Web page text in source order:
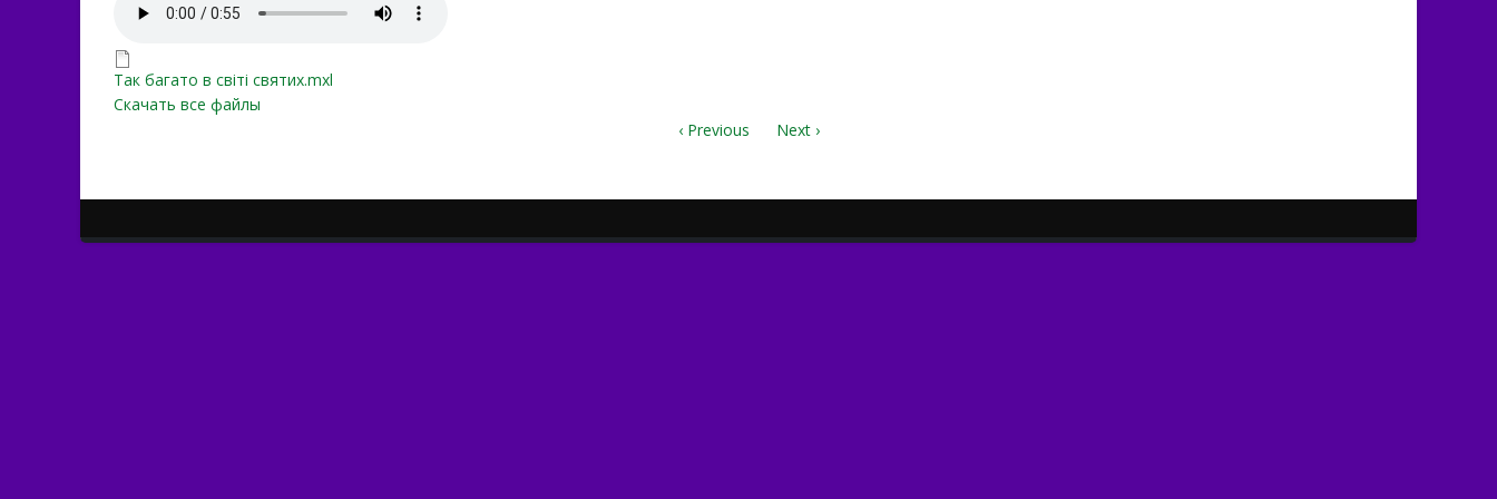
Так багато в світі святих.mxl
Так багато в світі святих.mxl
Скачать все файлы
‹ Previous
Next ›